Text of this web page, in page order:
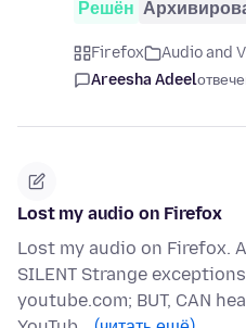
Решён
Firefox Audio and
Areesha Adeel
Lost my audio on Firefox
Lost my audio on Firefox.
SILENT Strange
youtube.com; BUT, CAN